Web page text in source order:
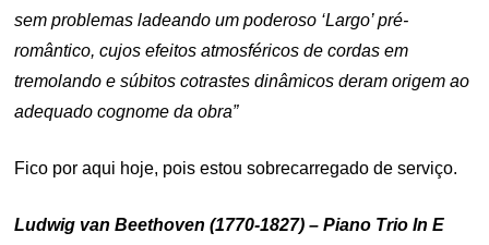
sem problemas ladeando um poderoso ‘Largo’ pré-
romântico, cujos efeitos atmosféricos de cordas em
tremolando e súbitos cotrastes dinâmicos deram origem ao
adequado cognome da obra”
Fico por aqui hoje, pois estou sobrecarregado de serviço.
Ludwig van Beethoven (1770-1827) – Piano Trio In E